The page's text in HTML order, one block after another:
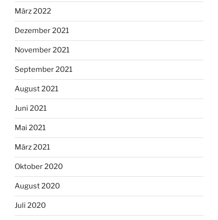
März 2022
Dezember 2021
November 2021
September 2021
August 2021
Juni 2021
Mai 2021
März 2021
Oktober 2020
August 2020
Juli 2020